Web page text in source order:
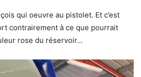
qui oeuvre au pistolet. Et c’est
contrairement à ce que pourrait
rose du réservoir…